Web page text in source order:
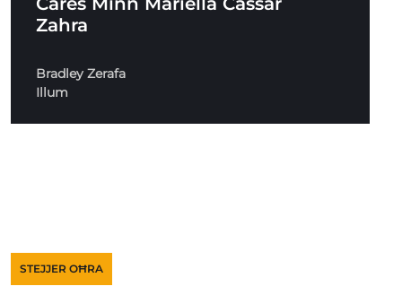
Zahra
Bradley Zerafa
Illum
STEJJER OĦRA